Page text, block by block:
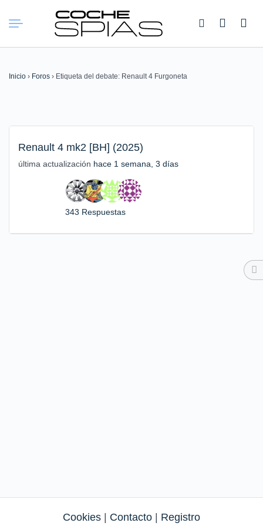
Buscar:
Inicio › Foros › Etiqueta del debate: Renault 4 Furgoneta
Renault 4 mk2 [BH] (2025)
última actualización hace 1 semana, 3 días
343 Respuestas
Cookies Contacto Registro